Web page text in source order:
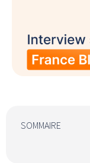
SOMMAIRE